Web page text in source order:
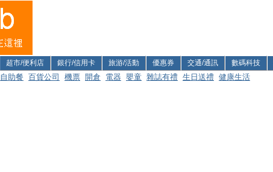
超市/便利店 銀行/信用卡 旅游/活動 優惠券 交通/通訊 數碼科技
自助餐 百貨公司 機票 開倉 電器 嬰童 雜誌有禮 生日送禮 健康生活